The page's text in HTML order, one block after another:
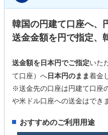
韓国の円建て口座へ、
送金金額を円で指定、
送金額を日本円でご指定いた
て口座）へ日本円のまま着金
※送金先の口座は円建て口座
や米ドル口座への送金はでき
おすすめのご利用用途